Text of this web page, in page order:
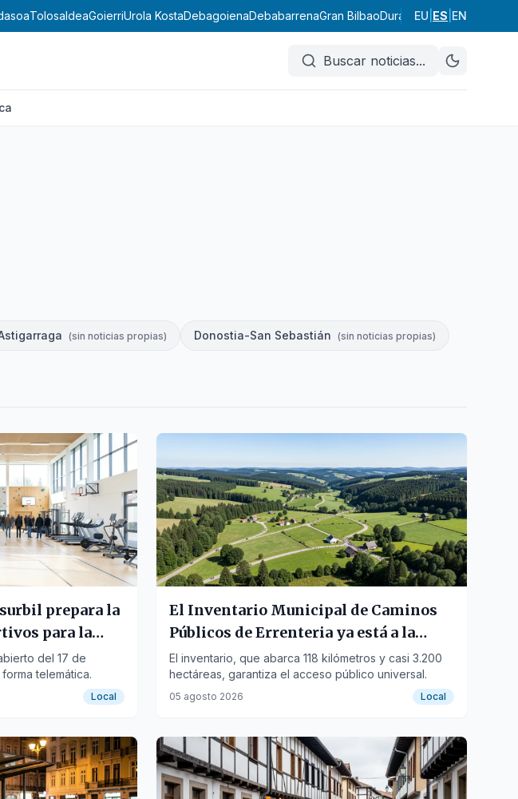
TolosaldeaGoierriUrola KostaDebagoienaDebabarrenaGran BilbaoDurangaldea Lea-Artibai
EU ES EN
Buscar noticias...
(sin noticias propias) Donostia-San Sebastián (sin noticias propias)
prepara la
para la
del 17 de
telemática.
Local
El Inventario Municipal de Caminos
Públicos de Errenteria ya está a la
vista hasta el 10 de septiembre
El inventario, que abarca 118 kilómetros y casi 3.200
hectáreas, garantiza el acceso público universal.
05 agosto 2026 Local